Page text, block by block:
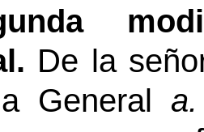
De la
General